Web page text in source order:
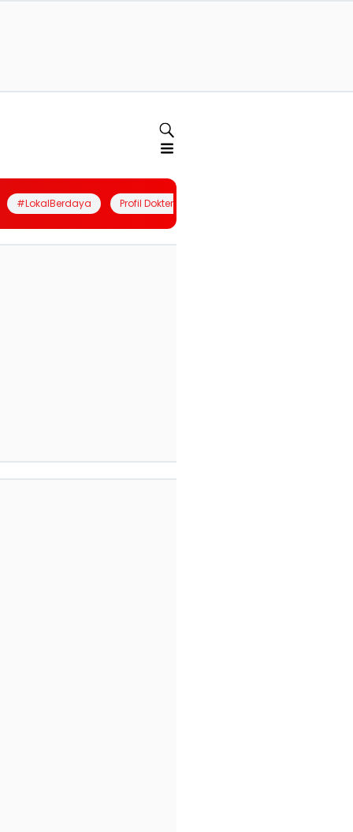
#LokalBerdaya Profil Dokter